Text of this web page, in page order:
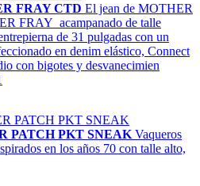
FRAY CTD El jean de MOTHER
FRAY acampanado de talle
de 31 pulgadas con un
en denim elástico, Connect
con bigotes y desvanecimien
PATCH PKT SNEAK Vaqueros
en los años 70 con talle alto,